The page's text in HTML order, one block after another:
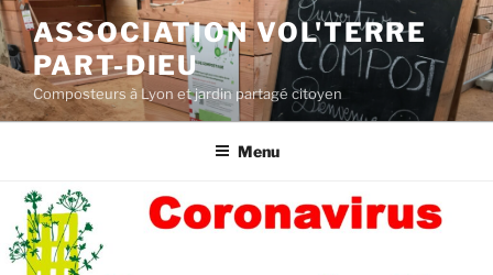
Aller
au
contenu
principal
ASSOCIATION VOL'TERRE
PART-DIEU
Composteurs à Lyon et jardin partagé citoyen
Menu